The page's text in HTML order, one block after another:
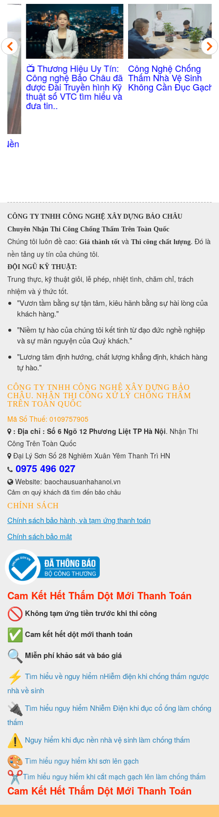
​📺 Thương Hiệu Uy Tín:
Công nghệ Bảo Châu đã
được Đài Truyền hình Kỹ
thuật số VTC tìm hiểu và
đưa tin..
Công Nghệ Chống
Thấm Nhà Vệ Sinh
Không Cần Đục Gạch
CÔNG TY TNHH CÔNG NGHỆ XÂY DỰNG BẢO CHÂU
Chuyên Nhận Thi Công Chống Thấm Trên Toàn Quốc
​Chúng tôi luôn đề cao: Giá thành tốt và Thi công chất lượng. Đó là
nền tảng uy tín của chúng tôi.
ĐỘI NGŨ KỸ THUẬT:
Trung thực, kỹ thuật giỏi, lễ phép, nhiệt tình, chăm chỉ, trách
nhiệm và ý thức tốt.
​"Vươn tầm bằng sự tận tâm, kiêu hãnh bằng sự hài lòng của
khách hàng."
​"Niềm tự hào của chúng tôi kết tinh từ đạo đức nghề nghiệp
và sự mãn nguyện của Quý khách."
​"Lương tâm định hướng, chất lượng khẳng định, khách hàng
tự hào."
CÔNG TY TNHH CÔNG NGHỆ XÂY DỰNG BẢO
CHÂU. NHẬN THI CÔNG XỬ LÝ CHỐNG THẤM
TRÊN TOÀN QUỐC
Mã Số Thuế: 0109757905
: Địa chỉ : Số 6 Ngõ 12 Phương Liệt TP Hà Nội. Nhận Thi
Công Trên Toàn Quốc
Đại Lý Sơn Số 28 Nghiêm Xuân Yêm Thanh Trì HN
0975 496 027
Website: baochausuanhahanoi.vn
Cảm ơn quý khách đã tìm đến bảo châu
CHÍNH SÁCH
Chính sách bảo hành, và tạm ứng thanh toán
Chính sách bảo mật
Cam Kết Hết Thấm Dột Mới Thanh Toán
Không tạm ứng tiền trước khi thi công
Cam kết hết dột mới thanh toán
Miễn phí khảo sát và báo giá
Tìm hiểu về nguy hiểm nHiễm điện khi chống thấm ngược
nhà về sinh
Tìm hiểu nguy hiểm Nhiễm Điện khi đục cổ ống làm chống
thấm
Nguy hiểm khi đục nền nhà vệ sinh làm chống thấm
Tìm hiểu nguy hiểm khi sơn lên gạch
Tìm hiểu nguy hiểm khi cắt mạch gạch lên làm chống thấm
Cam Kết Hết Thấm Dột Mới Thanh Toán